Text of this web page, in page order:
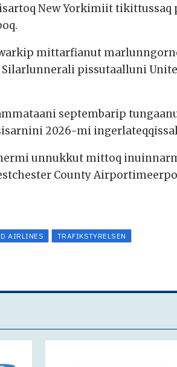
New Yorkimiit
mittarfianut
pissutaalluni
septembarip
2026-mi
unnukkut mittoq
County
AIRLINES TRAFIKSTYRELSEN